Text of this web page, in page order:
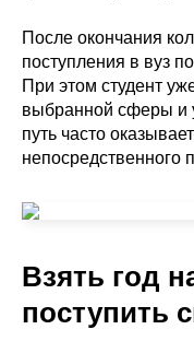
После окончания
поступления в вуз
При этом студент
выбранной сферы и
путь часто
непосредственного
Взять год
поступить